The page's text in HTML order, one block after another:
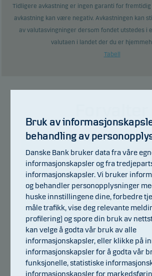
Tidligere avkastning er ingen garanti for
avkastning kan være negativ. Avkastningen kan
av valutasvingninger dersom fondet utstedes i
valutaen i landet der du er
Tabell
Kim Thomsen
Tittel:Chief Portfolio Manager
Bakgrunn:FD
Antall års erfaring:40
Bruk av
behandling av
Danske Bank bruker data fra våre
informasjonskapsler og fra
informasjonskapsler. Vi bruker
og behandler personopplysninger
huske innstillingene dine, forbedre
måle trafikk, vise deg relevante
profilering) og spore din bruk av
kan velge å godta vår bruk av alle
informasjonskapsler, eller klikke på
informasjonskapsler for å godta vår
funksjonelle, statistiske
informasjonskapsler for